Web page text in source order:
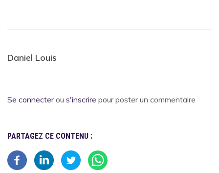
Daniel Louis
Se connecterou s'inscrire pour poster un commentaire
PARTAGEZ CE CONTENU :